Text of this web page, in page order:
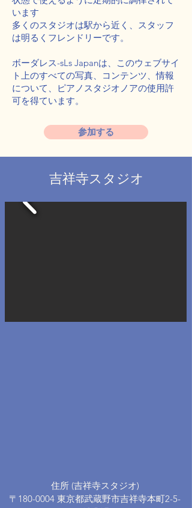
います
多くのスタジオは駅から近く、スタッフ
は明るくフレンドリーです。
ボーダレス-sLs Japanは、このウェブサイ
ト上のすべての写真、コンテンツ、情報
について、ピアノスタジオノアの使用許
可を得ています。
参加する
吉祥寺スタジオ
住所 (吉祥寺スタジオ)
〒180-0004 東京都武蔵野市吉祥寺本町2-5-